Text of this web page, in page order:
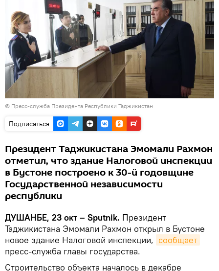
© Пресс-служба Президента Республики Таджикистан
Подписаться
Президент Таджикистана Эмомали Рахмон
отметил, что здание Налоговой инспекции
в Бустоне построено к 30-й годовщине
Государственной независимости
республики
ДУШАНБЕ, 23 окт – Sputnik. Президент
Таджикистана Эмомали Рахмон открыл в Бустоне
новое здание Налоговой инспекции, сообщает
пресс-служба главы государства.
Строительство объекта началось в декабре